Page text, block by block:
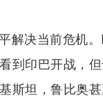
解决当前危机
到印巴开战，
斯坦，鲁比奥